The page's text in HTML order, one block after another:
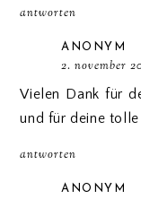
antworten
ANONYM
2. november
Vielen Dank für
und für deine tolle
antworten
ANONYM